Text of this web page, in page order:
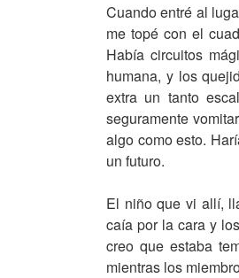
Cuando entré al
me topé con el
Había circuitos
humana, y los
extra un tanto
seguramente
algo como esto.
un futuro.
El niño que vi allí,
caía por la cara y
creo que estaba
mientras los